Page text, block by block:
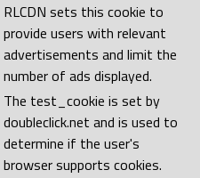
RLCDN sets this cookie to
provide users with relevant
advertisements and limit the
number of ads displayed.
The test_cookie is set by
doubleclick.net and is used to
determine if the user's
browser supports cookies.